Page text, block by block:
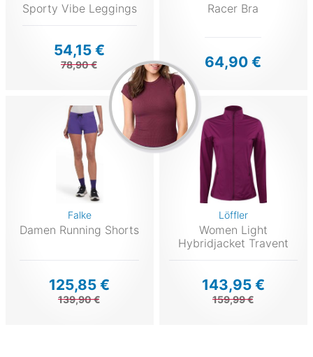
Sporty Vibe Leggings
54,15 €
78,90 €
Racer Bra
64,90 €
Falke
Damen Running Shorts
125,85 €
139,90 €
Löffler
Women Light
Hybridjacket Travent
143,95 €
159,99 €